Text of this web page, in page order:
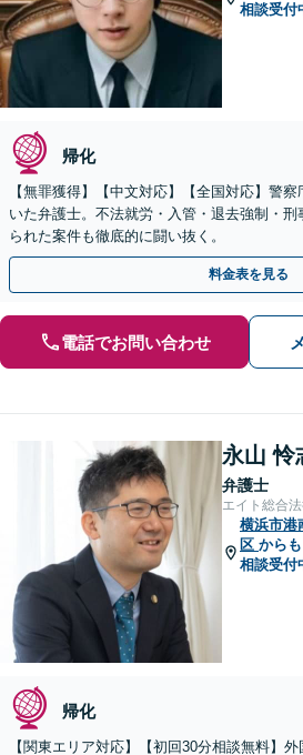
相談受付
帰化
【無罪獲得】【中文対応】【全国対応】警
いた弁護士。不法就労・入管・退去強制・
られた案件も徹底的に闘い抜く。
料金表を見る
電話でお問い合わせ
永山 怜
弁護士
エイト総合
横浜市港
区 からも
相談受付
帰化
【関東エリア対応】【初回30分相談無料】